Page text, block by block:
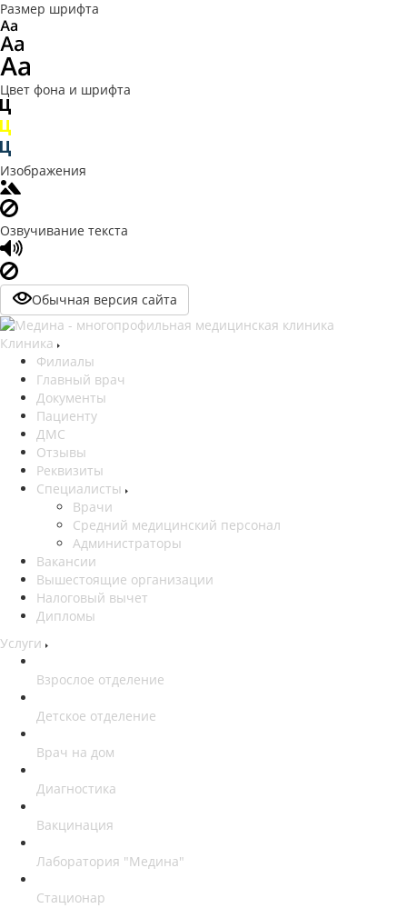
Размер шрифта
Цвет фона и шрифта
Изображения
Озвучивание текста
Обычная версия сайта
Клиника
Филиалы
Главный врач
Документы
Пациенту
ДМС
Отзывы
Реквизиты
Специалисты
Врачи
Средний медицинский персонал
Администраторы
Вакансии
Вышестоящие организации
Налоговый вычет
Дипломы
Услуги
Взрослое отделение
Детское отделение
Врач на дом
Диагностика
Вакцинация
Лаборатория "Медина"
Стационар